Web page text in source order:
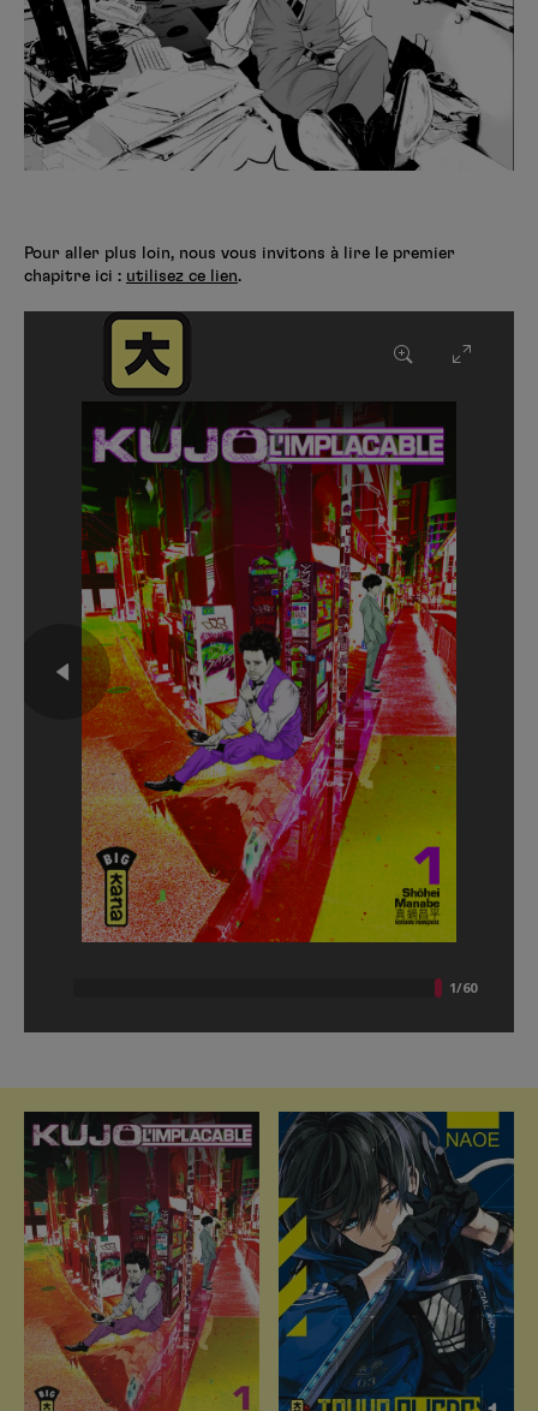
Pour aller plus loin, nous vous invitons à lire le premier
chapitre ici : utilisez ce lien.